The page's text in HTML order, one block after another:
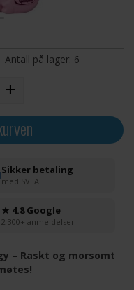
Antall på lager: 6
+
Sikker betaling
med SVEA
★ 4.8 Google
2 300+ anmeldelser
– Raskt og morsomt